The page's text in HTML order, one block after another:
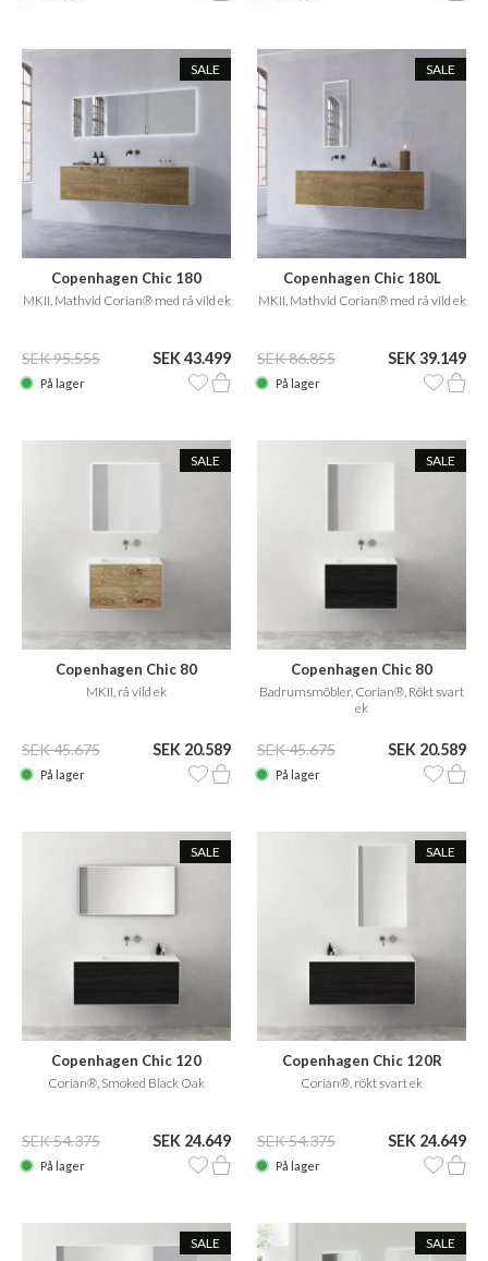
SALE
Copenhagen Chic 180
MKII, Mathvid Corian® med rå vild ek
SEK 95.555 SEK 43.499
På lager
SALE
Copenhagen Chic 180L
MKII, Mathvid Corian® med rå vild ek
SEK 86.855 SEK 39.149
På lager
SALE
Copenhagen Chic 80
MKII, rå vild ek
SEK 45.675 SEK 20.589
På lager
SALE
Copenhagen Chic 80
Badrumsmöbler, Corian®, Rökt svart
ek
SEK 45.675 SEK 20.589
På lager
SALE
Copenhagen Chic 120
Corian®, Smoked Black Oak
SEK 54.375 SEK 24.649
På lager
SALE
Copenhagen Chic 120R
Corian®, rökt svart ek
SEK 54.375 SEK 24.649
På lager
SALE SALE